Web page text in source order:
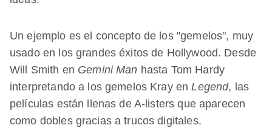
Un ejemplo es el concepto de los "gemelos", muy
usado en los grandes éxitos de Hollywood. Desde
Will Smith en Gemini Man hasta Tom Hardy
interpretando a los gemelos Kray enLegend, las
películas están llenas de A-listers que aparecen
como dobles gracias a trucos digitales.